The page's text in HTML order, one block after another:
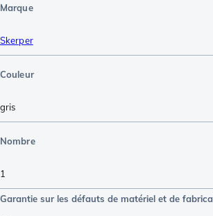
Marque
Skerper
Couleur
gris
Nombre
1
Garantie sur les défauts de matériel et de